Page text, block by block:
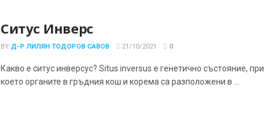
Ситус Инверс
BY Д-Р ЛИЛЯН ТОДОРОВ САВОВ 21/10/2021 0
Какво е ситус инверсус? Situs inversus е генетично състояние, при
което органите в гръдния кош и корема са разположени в ...